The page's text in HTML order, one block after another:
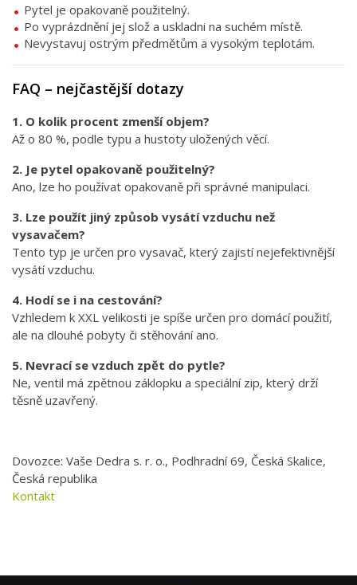
Pytel je opakovaně použitelný.
Po vyprázdnění jej slož a uskladni na suchém místě.
Nevystavuj ostrým předmětům a vysokým teplotám.
FAQ – nejčastější dotazy
1. O kolik procent zmenší objem?
Až o 80 %, podle typu a hustoty uložených věcí.
2. Je pytel opakovaně použitelný?
Ano, lze ho používat opakovaně při správné manipulaci.
3. Lze použít jiný způsob vysátí vzduchu než
vysavačem?
Tento typ je určen pro vysavač, který zajistí nejefektivnější
vysátí vzduchu.
4. Hodí se i na cestování?
Vzhledem k XXL velikosti je spíše určen pro domácí použití,
ale na dlouhé pobyty či stěhování ano.
5. Nevrací se vzduch zpět do pytle?
Ne, ventil má zpětnou záklopku a speciální zip, který drží
těsně uzavřený.
Dovozce: Vaše Dedra s. r. o., Podhradní 69, Česká Skalice,
Česká republika
Kontakt